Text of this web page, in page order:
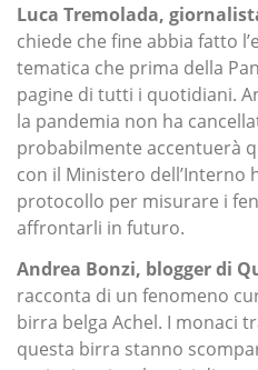
Luca Tremolada,
chiede che fine abbia fatto
tematica che prima della
pagine di tutti i quotidiani.
la pandemia non ha
probabilmente accentuerà
con il Ministero dell’Interno
protocollo per misurare i
affrontarli in futuro.
Andrea Bonzi, blogger di
racconta di un fenomeno
birra belga Achel. I monaci
questa birra stanno